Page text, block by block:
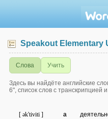
Speakout Elementary
Слова Учить
Здесь вы найдёте английские
6", список слов с транскрипцией
a
[ ək'tiviti ]